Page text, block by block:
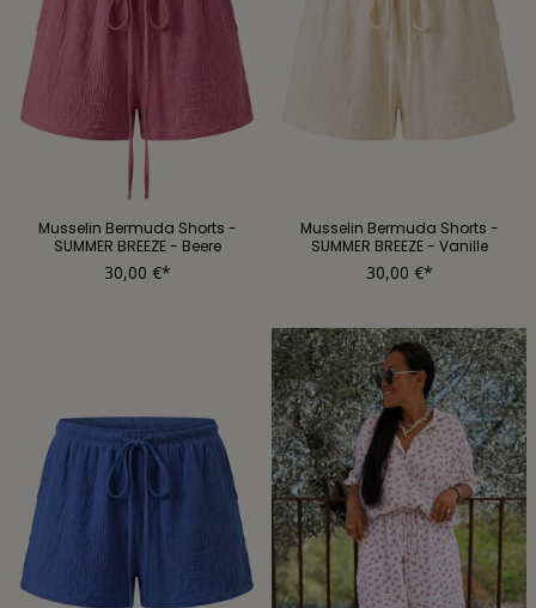
Musselin Bermuda Shorts -
SUMMER BREEZE - Beere
30,00 €*
Musselin Bermuda Shorts -
SUMMER BREEZE - Vanille
30,00 €*